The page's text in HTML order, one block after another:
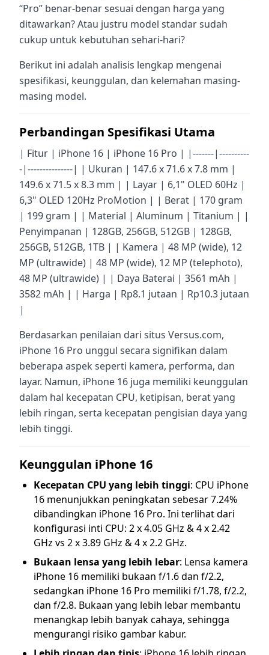
“Pro” benar-benar sesuai dengan harga yang
ditawarkan? Atau justru model standar sudah
cukup untuk kebutuhan sehari-hari?
Berikut ini adalah analisis lengkap mengenai
spesifikasi, keunggulan, dan kelemahan masing-
masing model.
Perbandingan Spesifikasi Utama
| Fitur | iPhone 16 | iPhone 16 Pro | |-------|----------
-|---------------| | Ukuran | 147.6 x 71.6 x 7.8 mm |
149.6 x 71.5 x 8.3 mm | | Layar | 6,1" OLED 60Hz |
6,3" OLED 120Hz ProMotion | | Berat | 170 gram
| 199 gram | | Material | Aluminum | Titanium | |
Penyimpanan | 128GB, 256GB, 512GB | 128GB,
256GB, 512GB, 1TB | | Kamera | 48 MP (wide), 12
MP (ultrawide) | 48 MP (wide), 12 MP (telephoto),
48 MP (ultrawide) | | Daya Baterai | 3561 mAh |
3582 mAh | | Harga | Rp8.1 jutaan | Rp10.3 jutaan
|
Berdasarkan penilaian dari situs Versus.com,
iPhone 16 Pro unggul secara signifikan dalam
beberapa aspek seperti kamera, performa, dan
layar. Namun, iPhone 16 juga memiliki keunggulan
dalam hal kecepatan CPU, ketipisan, berat yang
lebih ringan, serta kecepatan pengisian daya yang
lebih tinggi.
Keunggulan iPhone 16
Kecepatan CPU yang lebih tinggi: CPU iPhone
16 menunjukkan peningkatan sebesar 7.24%
dibandingkan iPhone 16 Pro. Ini terlihat dari
konfigurasi inti CPU: 2 x 4.05 GHz & 4 x 2.42
GHz vs 2 x 3.89 GHz & 4 x 2.2 GHz.
Bukaan lensa yang lebih lebar: Lensa kamera
iPhone 16 memiliki bukaan f/1.6 dan f/2.2,
sedangkan iPhone 16 Pro memiliki f/1.78, f/2.2,
dan f/2.8. Bukaan yang lebih lebar membantu
menangkap lebih banyak cahaya, sehingga
mengurangi risiko gambar kabur.